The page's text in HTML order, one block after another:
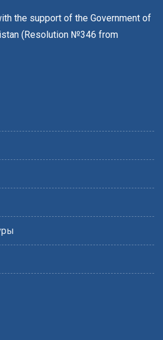
the support of the Government of
(Resolution №346 from